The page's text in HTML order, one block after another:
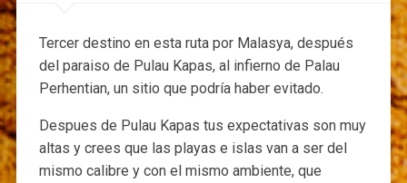
Tercer destino en esta ruta por Malasya, después
del paraiso de Pulau Kapas, al infierno de Palau
Perhentian, un sitio que podría haber evitado.
Despues de Pulau Kapas tus expectativas son muy
altas y crees que las playas e islas van a ser del
mismo calibre y con el mismo ambiente, que